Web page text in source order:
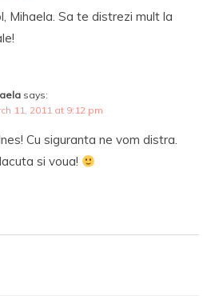
Mihaela. Sa te distrezi mult la
says:
11, 2011 at 9:12 pm
Cu siguranta ne vom distra.
si voua!